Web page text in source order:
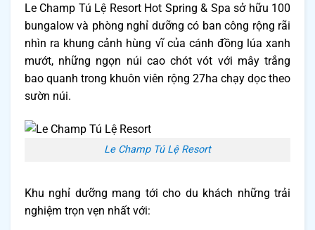
Le Champ Tú Lệ Resort Hot Spring & Spa sở hữu 100
bungalow và phòng nghỉ dưỡng có ban công rộng rãi
nhìn ra khung cảnh hùng vĩ của cánh đồng lúa xanh
mướt, những ngọn núi cao chót vót với mây trắng
bao quanh trong khuôn viên rộng 27ha chạy dọc theo
sườn núi.
Le Champ Tú Lệ Resort
Khu nghỉ dưỡng mang tới cho du khách những trải
nghiệm trọn vẹn nhất với: